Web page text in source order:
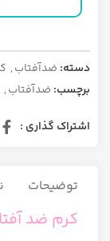
دسته: ضدآفتاب,
برچسب: ضدآفتاب,
اشتراک گذاری :
توضیحات
کرم ضد